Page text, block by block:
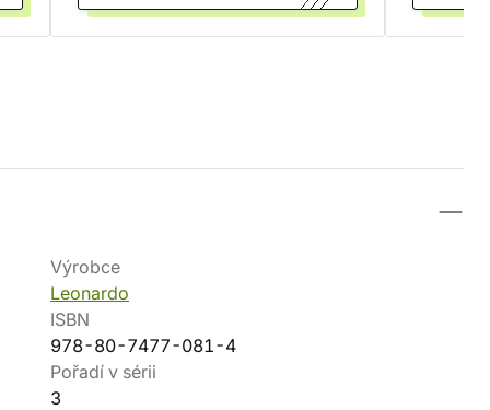
Výrobce
Leonardo
ISBN
978-80-7477-081-4
Pořadí v sérii
3